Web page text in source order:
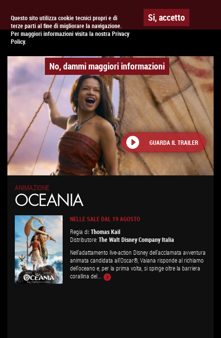
Questo sito utilizza cookie tecnici propri e di
terze parti al fine di migliorare la navigazione.
Per maggiori informazioni visita la nostra Privacy
Policy.
Si, accetto
No, dammi maggiori informazioni
APPUNTAMENTO AL CINEMA
GUARDA IL TRAILER
ANIMAZIONE
OCEANIA
NELLE SALE DAL 19 AGOSTO
Regia di: Thomas Kail
Distributore: The Walt Disney Company Italia
Nell'adattamento live-action Disney dell'acclamata avventura
animata candidata all'Oscar®, Vaiana risponde al richiamo
dell'oceano e, per la prima volta, si spinge oltre la barriera
corallina del...